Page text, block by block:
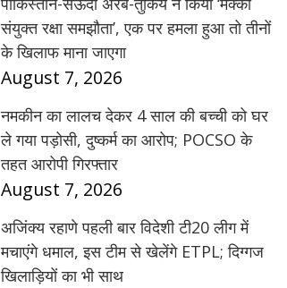
संयुक्त रक्षा समझौता’, एक पर हमला हुआ तो तीनों
के खिलाफ माना जाएगा
August 7, 2026
नमकीन का लालच देकर 4 साल की बच्ची को घर
ले गया पड़ोसी, दुष्कर्म का आरोप; POCSO के
तहत आरोपी गिरफ्तार
August 7, 2026
अजिंक्य रहाणे पहली बार विदेशी टी20 लीग में
मचाएंगे धमाल, इस टीम से खेलेंगे ETPL; दिग्गज
खिलाड़ियों का भी साथ